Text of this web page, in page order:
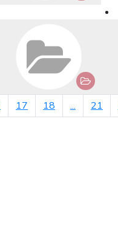
17 18 ... 21